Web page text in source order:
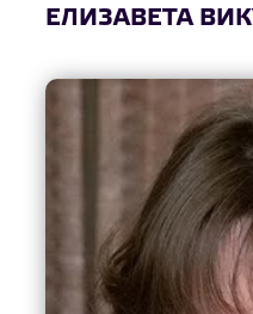
ЕЛИЗАВЕТА